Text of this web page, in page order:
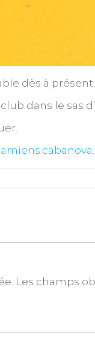
dès à présent.
dans le sas
Les champs